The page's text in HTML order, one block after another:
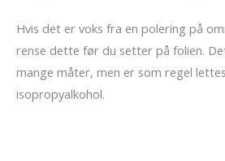
Hvis det er voks fra en polering på
rense dette før du setter på folien.
mange måter, men er som regel
isopropyalkohol.